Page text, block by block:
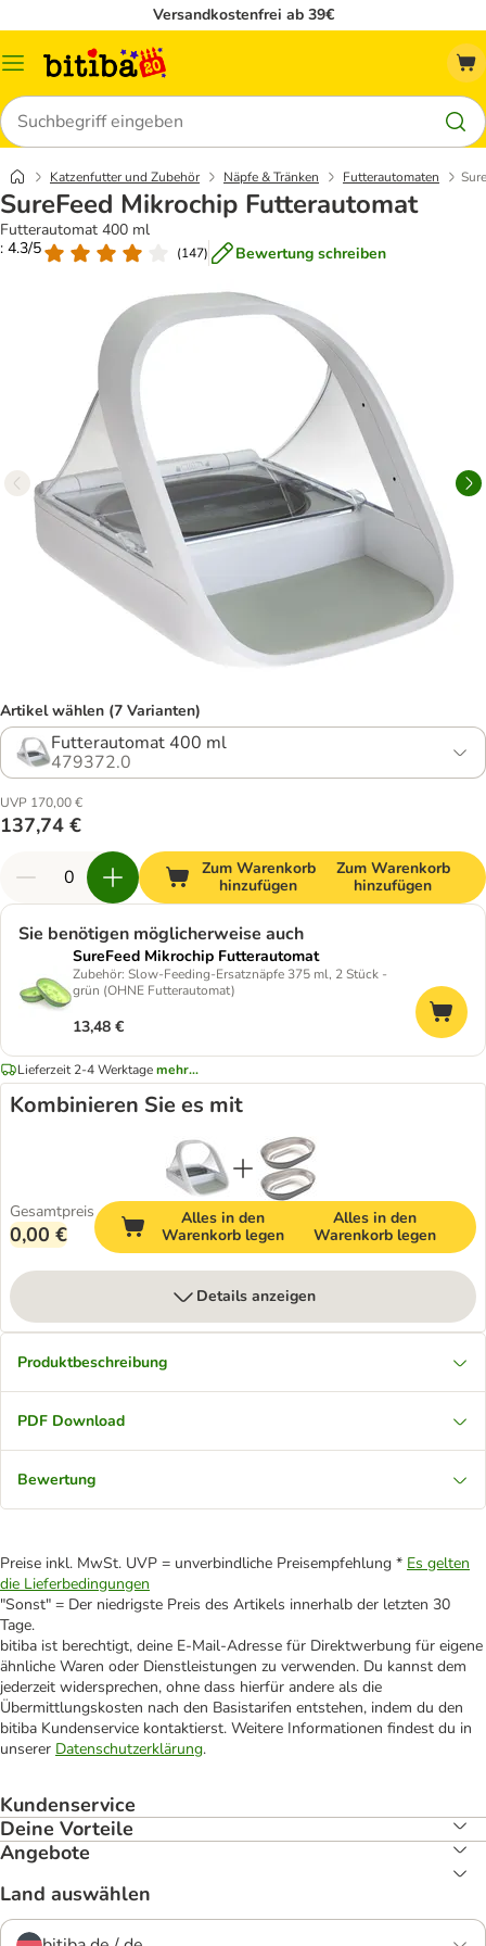
Versandkostenfrei ab 39€
Menü
Suchen
Katzenfutter und Zubehör Näpfe & Tränken Futterautomaten
SureFeed Mikrochip Futterautomat
Futterautomat 400 ml
: 4.3/5
(147) Bewertung schreiben
Artikel wählen (7 Varianten)
Futterautomat 400 ml
479372.0
UVP 170,00 €
137,74 €
Zum Warenkorb
hinzufügen
Zum Warenkorb
hinzufügen
Sie benötigen möglicherweise auch
SureFeed Mikrochip Futterautomat
Zubehör: Slow-Feeding-Ersatznäpfe 375 ml, 2 Stück -
grün (OHNE Futterautomat)
13,48 €
Lieferzeit 2-4 Werktagemehr...
Kombinieren Sie es mit
Gesamtpreis
0,00 €
Alles in den
Warenkorb legen
Alles in den
Warenkorb legen
Details anzeigen
Produktbeschreibung
PDF Download
Bewertung
Preise inkl. MwSt. UVP = unverbindliche Preisempfehlung * Es gelten
die Lieferbedingungen
"Sonst" = Der niedrigste Preis des Artikels innerhalb der letzten 30
Tage.
bitiba ist berechtigt, deine E-Mail-Adresse für Direktwerbung für eigene
ähnliche Waren oder Dienstleistungen zu verwenden. Du kannst dem
jederzeit widersprechen, ohne dass hierfür andere als die
Übermittlungskosten nach den Basistarifen entstehen, indem du den
bitiba Kundenservice kontaktierst. Weitere Informationen findest du in
unserer Datenschutzerklärung.
Kundenservice
Deine Vorteile
Angebote
Land auswählen